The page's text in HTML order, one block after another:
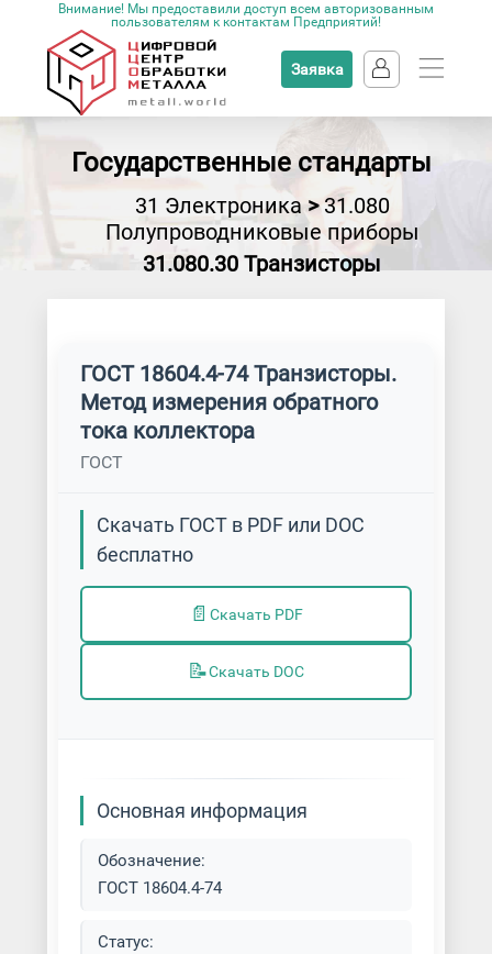
Внимание! Мы предоставили доступ всем авторизованным
пользователям к контактам Предприятий!
Заявка
Государственные стандарты
31 Электроника >31.080
Полупроводниковые приборы
31.080.30 Транзисторы
ГОСТ 18604.4-74 Транзисторы.
Метод измерения обратного
тока коллектора
ГОСТ
Скачать ГОСТ в PDF или DOC
бесплатно
📄 Скачать PDF
📝Скачать DOC
Основная информация
Обозначение:
ГОСТ 18604.4-74
Статус: